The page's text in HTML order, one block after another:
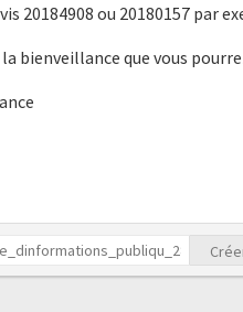
20184908 ou 20180157 par
bienveillance que vous